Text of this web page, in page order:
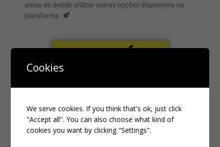
antes de decidir utilizar outras opções disponíveis na
plataforma.
SITE GRÁTIS
Clique aqui e veja os pacotes disponíveis:
Cookies
We serve cookies. If you think that's ok, just click
"Accept all". You can also choose what kind of
cookies you want by clicking "Settings".